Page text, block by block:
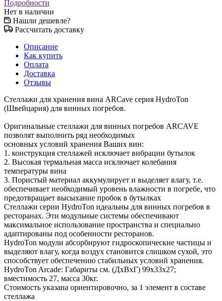
Подробности
Нет в наличии
Нашли дешевле?
Рассчитать доставку
Описание
Как купить
Оплата
Доставка
Отзывы
Стеллажи для хранения вина ARCave серия HydroTon
(Швейцария) для винных погребов.
Оригинальные стеллажи для винных погребов ARCAVE
позволят выполнить ряд необходимых
основных условий хранения Ваших вин:
1. конструкция стеллажей исключает вибрации бутылок
2. Высокая термальная масса исключает колебания
температуры вина
3. Пористый материал аккумулирует и выделяет влагу, т.е.
обеспечивает необходимый уровень влажности в погребе, что
предотвращает высыхание пробок в бутылках
Стеллажи серии HydroTon идеальны для винных погребов в
ресторанах. Эти модульные системы обеспечивают
максимальное использование пространства и специально
адаптированы под особенности ресторанов.
HydroTon модули абсорбируют гидроскопические частицы и
выделяют влагу, когда воздух становится слишком сухой, это
способствует обеспечению стабильных условий хранения.
HydroTon Arcade: Габариты см. (ДхВхГ) 99х33х27;
вместимость 27, масса 30кг.
Стоимость указана ориентировочно, за 1 элемент в составе
стеллажа